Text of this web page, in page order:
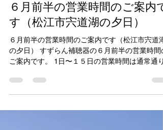
拓也 大森
5月31日
読了時間: 1分
６月前半の営業時間のご案内で
す（松江市宍道湖の夕日）
６月前半の営業時間のご案内です（松江市宍道湖
の夕日） すずらん補聴器の６月前半の営業時間
間：9：00〜18：00 店休日：７日、１４日（日